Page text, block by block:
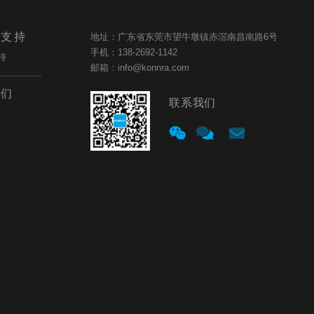
持
地址：广东省东莞市望牛墩镇赤滘南昌南路6号
手机：138-2692-1142
邮箱：info@konnra.com
联系我们